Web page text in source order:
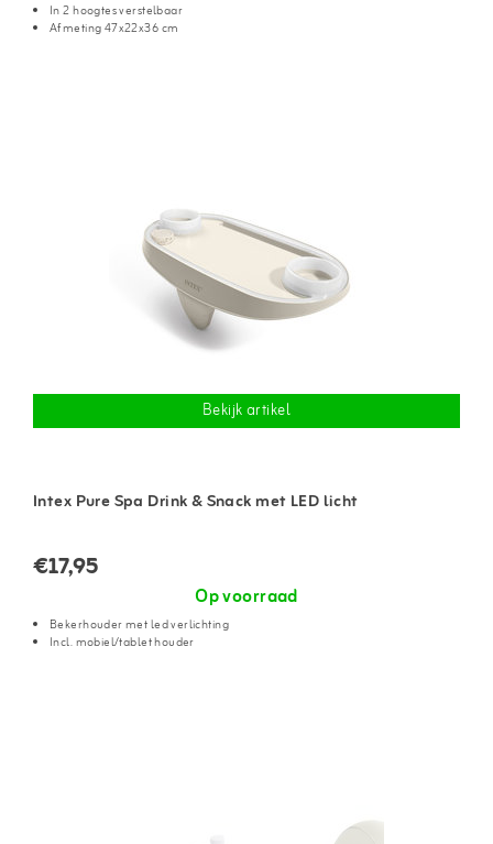
In 2 hoogtes verstelbaar
Afmeting 47x22x36 cm
Bekijk artikel
Intex Pure Spa Drink & Snack met LED licht
€17,95
Op voorraad
Bekerhouder met led verlichting
Incl. mobiel/tablet houder